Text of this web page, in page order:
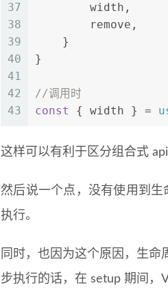
37
38
39
40
41
42
43
        width,
        remove,
    }
}
//调用时
const
{ width } =
这样可以有利于区分组合式
然后说一个点，没有使用到
执行。
同时，也因为这个原因，生
步执行的话，在 setup 期间，